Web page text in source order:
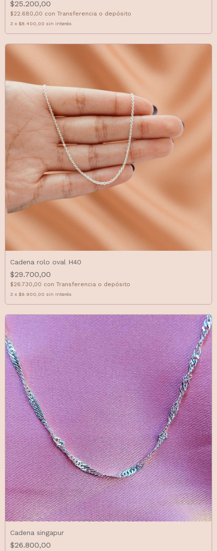
$25.200,00
$22.680,00 con Transferencia o depósito
3 x $8.400,00 sin interés
Cadena rolo oval H40
$29.700,00
$26.730,00 con Transferencia o depósito
3 x $9.900,00 sin interés
Cadena singapur
$26.800,00